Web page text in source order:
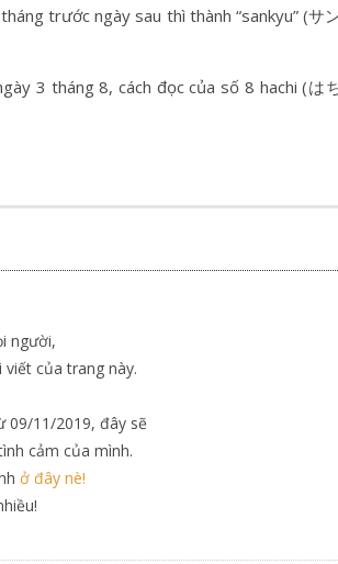
trước ngày sau thì thành “sankyu” (
3 tháng 8, cách đọc của số 8 hachi (
người,
viết của trang này.
09/11/2019, đây sẽ
cảm của mình.
ở đây nè!